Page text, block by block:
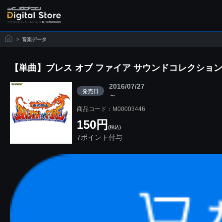
> 音楽データ
【単曲】ブレス オブ ファイア サウンドコレクショ
発売日
2016/07/27
～
商品コード：M00003446
150円 (税込)
7ポイント付与